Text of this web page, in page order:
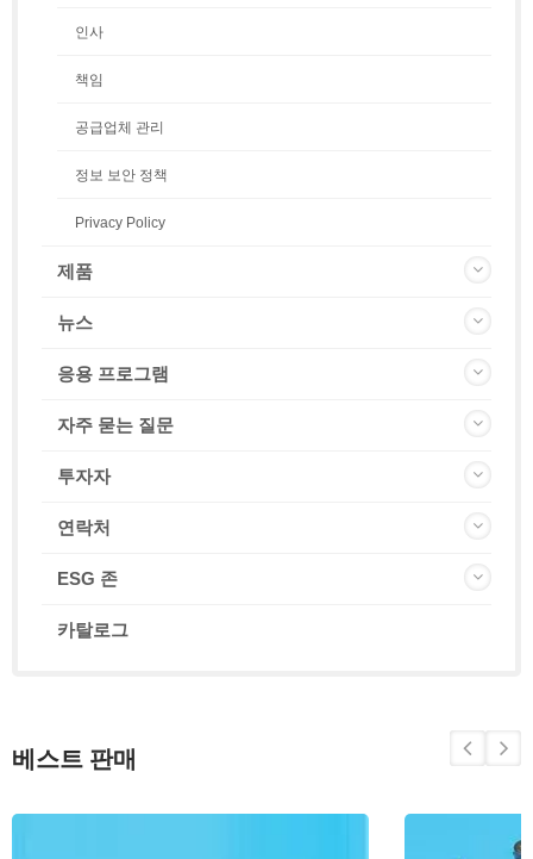
인사
책임
공급업체 관리
정보 보안 정책
Privacy Policy
제품
뉴스
응용 프로그램
자주 묻는 질문
투자자
연락처
ESG 존
카탈로그
베스트 판매